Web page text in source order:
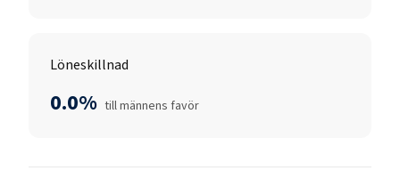
Löneskillnad
0.0% till männens favör